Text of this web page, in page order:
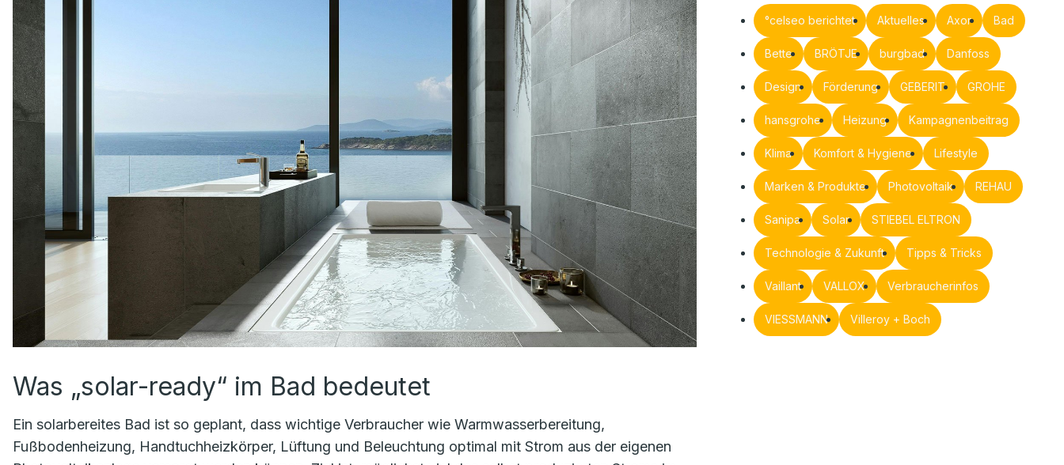
Was „solar-ready“ im Bad bedeutet
Ein solar­bereites Bad ist so geplant, dass wichtige Verbraucher wie Warmwasserbereitung,
Fußbodenheizung, Handtuchheizkörper, Lüftung und Beleuchtung optimal mit Strom aus der eigenen
°celseo berichtet Aktuelles Axor Bad
Bette BRÖTJE burgbad Danfoss
Design Förderung GEBERIT GROHE
hansgrohe Heizung Kampagnenbeitrag
Klima Komfort & Hygiene Lifestyle
Marken & Produkte Photovoltaik REHAU
Sanipa Solar STIEBEL ELTRON
Technologie & Zukunft Tipps & Tricks
Vaillant VALLOX Verbraucherinfos
VIESSMANN Villeroy + Boch